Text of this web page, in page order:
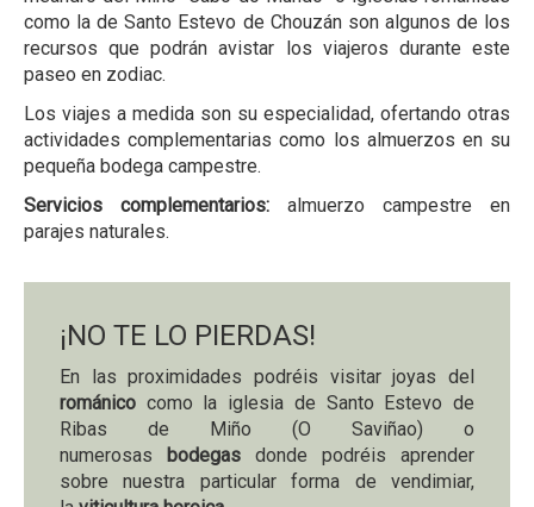
como la de Santo Estevo de Chouzán son algunos de los
recursos que podrán avistar los viajeros durante este
paseo en zodiac.
Los viajes a medida son su especialidad, ofertando otras
actividades complementarias como los almuerzos en su
pequeña bodega campestre.
Servicios complementarios: almuerzo campestre en
parajes naturales.
¡NO TE LO PIERDAS!
En las proximidades podréis visitar joyas del
románico como la iglesia de Santo Estevo de
Ribas de Miño (O Saviñao) o
numerosas
bodegas donde podréis aprender
sobre nuestra particular forma de vendimiar,